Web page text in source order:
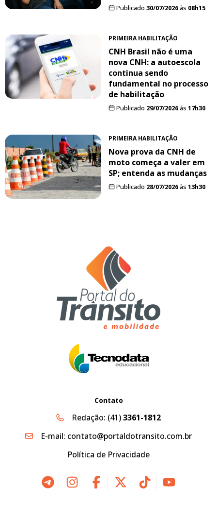
Publicado 30/07/2026às 08h15
PRIMEIRA HABILITAÇÃO
CNH Brasil não é uma
nova CNH: a autoescola
continua sendo
fundamental no processo
de habilitação
Publicado 29/07/2026às 17h30
PRIMEIRA HABILITAÇÃO
Nova prova da CNH de
moto começa a valer em
SP; entenda as mudanças
Publicado 28/07/2026às 13h30
Contato
Redação: (41)3361-1812
E-mail: contato@portaldotransito.com.br
Política de Privacidade